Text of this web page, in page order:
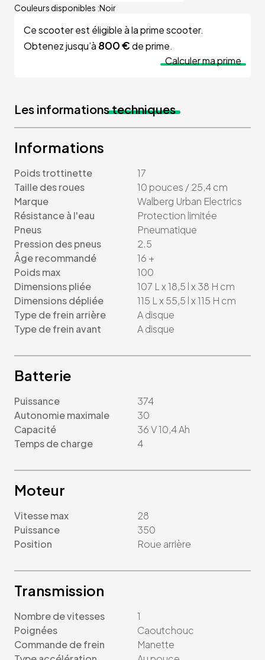
Couleurs disponibles :Noir
Ce scooter est éligible à la prime scooter.
Obtenez jusqu’à 800 €de prime.
Calculer ma prime
Les informationstechniques
Informations
Poids trottinette
17
Taille des roues
10 pouces / 25,4 cm
Marque
Walberg Urban Electrics
Résistance à l'eau
Protection limitée
Pneus
Pneumatique
Pression des pneus
2.5
Âge recommandé
16 +
Poids max
100
Dimensions pliée
107 L x 18,5 l x 38 H cm
Dimensions dépliée
115 L x 55,5 l x 115 H cm
Type de frein arrière
A disque
Type de frein avant
A disque
Batterie
Puissance
374
Autonomie maximale
30
Capacité
36 V 10,4 Ah
Temps de charge
4
Moteur
Vitesse max
28
Puissance
350
Position
Roue arrière
Transmission
Nombre de vitesses
1
Poignées
Caoutchouc
Commande de frein
Manette